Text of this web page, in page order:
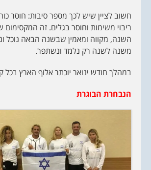
חשוב לציין שיש לכך מספר סיבות: חוסר
ריבוי משימות וחוסר בגלים. זה המקסימום
השנה, מקווה ומאמין שבשנה הבאה נוכל
משנה לשנה רק נלמד ונשתפר.
במהלך חודש ינואר יוכתר אלוף הארץ בכל
הנבחרת הבוגרת